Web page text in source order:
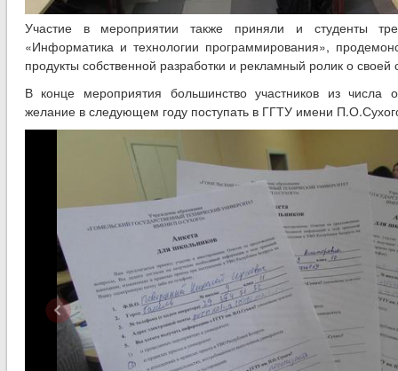
Участие в мероприятии также приняли и студенты
«Информатика и технологии программирования»,
продукты собственной разработки и рекламный ролик о своей
В конце мероприятия большинство участников из числа
желание в следующем году поступать в ГГТУ имени